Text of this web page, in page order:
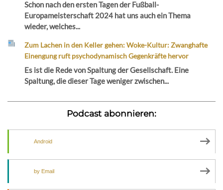
Schon nach den ersten Tagen der Fußball-
Europameisterschaft 2024 hat uns auch ein Thema
wieder, welches...
Zum Lachen in den Keller gehen: Woke-Kultur: Zwanghafte
Einengung ruft psychodynamisch Gegenkräfte hervor
Es ist die Rede von Spaltung der Gesellschaft. Eine
Spaltung, die dieser Tage weniger zwischen...
Podcast abonnieren:
Android
by Email